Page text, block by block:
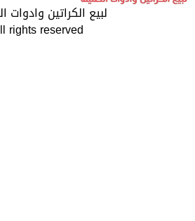
لبيع الكراتين وادوات التغليف
All rights reserved